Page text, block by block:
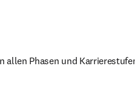
Phasen und